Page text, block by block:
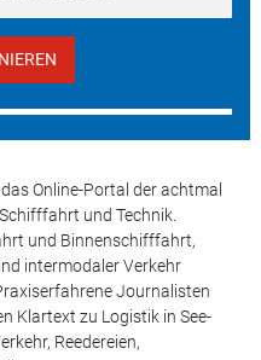
Online-Portal der achtmal
und Technik.
und Binnenschifffahrt,
intermodaler Verkehr
Journalisten
Klartext zu Logistik in See-
Reedereien,